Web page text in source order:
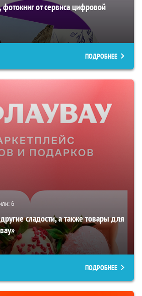
от сервиса цифровой
ПОДРОБНЕЕ
6
сладости, а также товары для
ПОДРОБНЕЕ